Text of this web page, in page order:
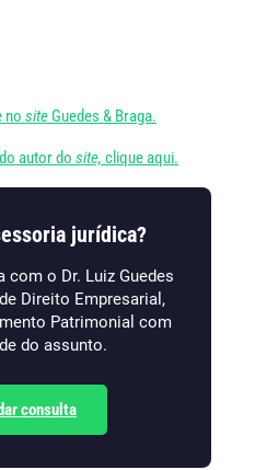
no site Guedes & Braga.
autor do site, clique aqui.
jurídica?
com o Dr. Luiz Guedes
Direito Empresarial,
Patrimonial com
do assunto.
consulta